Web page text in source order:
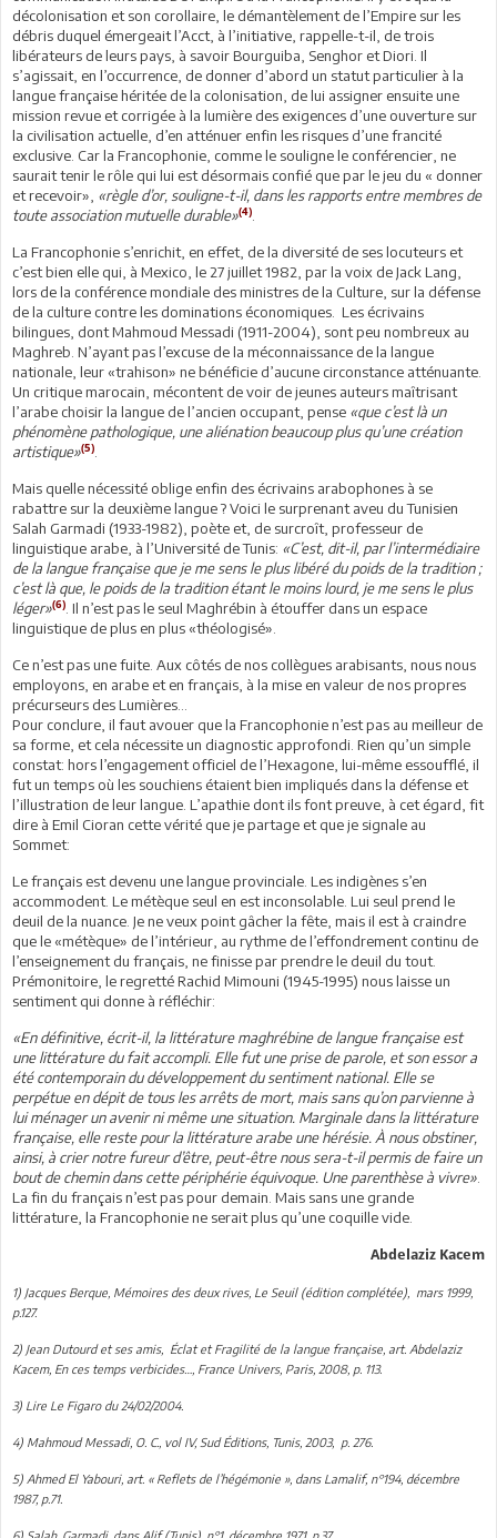
décolonisation et son corollaire, le démantèlement de l’Empire sur les
débris duquel émergeait l’Acct, à l’initiative, rappelle-t-il, de trois
libérateurs de leurs pays, à savoir Bourguiba, Senghor et Diori. Il
s’agissait, en l’occurrence, de donner d’abord un statut particulier à la
langue française héritée de la colonisation, de lui assigner ensuite une
mission revue et corrigée à la lumière des exigences d’une ouverture sur
la civilisation actuelle, d’en atténuer enfin les risques d’une francité
exclusive. Car la Francophonie, comme le souligne le conférencier, ne
saurait tenir le rôle qui lui est désormais confié que par le jeu du « donner
et recevoir», «règle d’or, souligne-t-il, dans les rapports entre membres de
toute association mutuelle durable»(4)
La Francophonie s’enrichit, en effet, de la diversité de ses locuteurs et
c’est bien elle qui, à Mexico, le 27 juillet 1982, par la voix de Jack Lang,
lors de la conférence mondiale des ministres de la Culture, sur la défense
de la culture contre les dominations économiques. Les écrivains
bilingues, dont Mahmoud Messadi (1911-2004), sont peu nombreux au
Maghreb. N’ayant pas l’excuse de la méconnaissance de la langue
nationale, leur «trahison» ne bénéficie d’aucune circonstance atténuante.
Un critique marocain, mécontent de voir de jeunes auteurs maîtrisant
l’arabe choisir la langue de l’ancien occupant, pense «que c’est là un
phénomène pathologique, une aliénation beaucoup plus qu’une création
artistique»(5)
Mais quelle nécessité oblige enfin des écrivains arabophones à se
rabattre sur la deuxième langue ? Voici le surprenant aveu du Tunisien
Salah Garmadi (1933-1982), poète et, de surcroît, professeur de
linguistique arabe, à l’Université de Tunis: «C’est, dit-il, par l’intermédiaire
de la langue française que je me sens le plus libéré du poids de la tradition ;
c’est là que, le poids de la tradition étant le moins lourd, je me sens le plus
léger»(6) . Il n’est pas le seul Maghrébin à étouffer dans un espace
linguistique de plus en plus «théologisé».
Ce n’est pas une fuite. Aux côtés de nos collègues arabisants, nous nous
employons, en arabe et en français, à la mise en valeur de nos propres
précurseurs des Lumières…
Pour conclure, il faut avouer que la Francophonie n’est pas au meilleur de
sa forme, et cela nécessite un diagnostic approfondi. Rien qu’un simple
constat: hors l’engagement officiel de l’Hexagone, lui-même essoufflé, il
fut un temps où les souchiens étaient bien impliqués dans la défense et
l’illustration de leur langue. L’apathie dont ils font preuve, à cet égard, fit
dire à Emil Cioran cette vérité que je partage et que je signale au
Sommet:
Le français est devenu une langue provinciale. Les indigènes s’en
accommodent. Le métèque seul en est inconsolable. Lui seul prend le
deuil de la nuance. Je ne veux point gâcher la fête, mais il est à craindre
que le «métèque» de l’intérieur, au rythme de l’effondrement continu de
l’enseignement du français, ne finisse par prendre le deuil du tout.
Prémonitoire, le regretté Rachid Mimouni (1945-1995) nous laisse un
sentiment qui donne à réfléchir:
«En définitive, écrit-il, la littérature maghrébine de langue française est
une littérature du fait accompli. Elle fut une prise de parole, et son essor a
été contemporain du développement du sentiment national. Elle se
perpétue en dépit de tous les arrêts de mort, mais sans qu’on parvienne à
lui ménager un avenir ni même une situation. Marginale dans la littérature
française, elle reste pour la littérature arabe une hérésie. À nous obstiner,
ainsi, à crier notre fureur d’être, peut-être nous sera-t-il permis de faire un
bout de chemin dans cette périphérie équivoque. Une parenthèse à vivre»
La fin du français n’est pas pour demain. Mais sans une grande
littérature, la Francophonie ne serait plus qu’une coquille vide.
Abdelaziz Kacem
1) Jacques Berque, Mémoires des deux rives, Le Seuil (édition complétée), mars 1999,
p.127.
2) Jean Dutourd et ses amis, Éclat et Fragilité de la langue française, art. Abdelaziz
Kacem, En ces temps verbicides…, France Univers, Paris, 2008, p. 113.
3) Lire Le Figaro du 24/02/2004.
4) Mahmoud Messadi, O. C., vol IV, Sud Éditions, Tunis, 2003, p. 276.
5) Ahmed El Yabouri, art. « Reflets de l’hégémonie », dans Lamalif, n°194, décembre
1987, p.71.
6) Salah. Garmadi, dans Alif (Tunis), n°1, décembre 1971, p.37.